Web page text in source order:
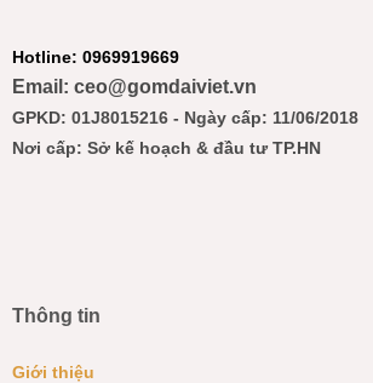
Hotline: 0969919669
Email: ceo@gomdaiviet.vn
GPKD: 01J8015216 - Ngày cấp: 11/06/2018
Nơi cấp: Sở kế hoạch & đầu tư TP.HN
Thông tin
Giới thiệu